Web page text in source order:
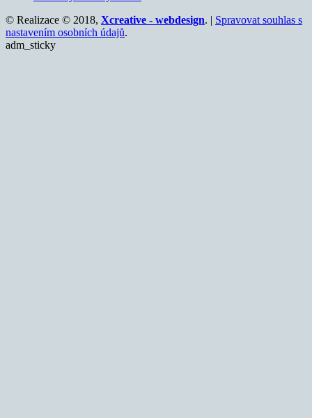
© Realizace © 2018, Xcreative - webdesign. | Spravovat souhlas s
nastavením osobních údajů.
adm_sticky